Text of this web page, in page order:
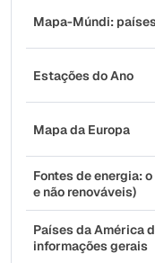
Mapa-Múndi:
Estações do Ano
Mapa da Europa
Fontes de energia:
e não renováveis)
Países da América
informações gerais